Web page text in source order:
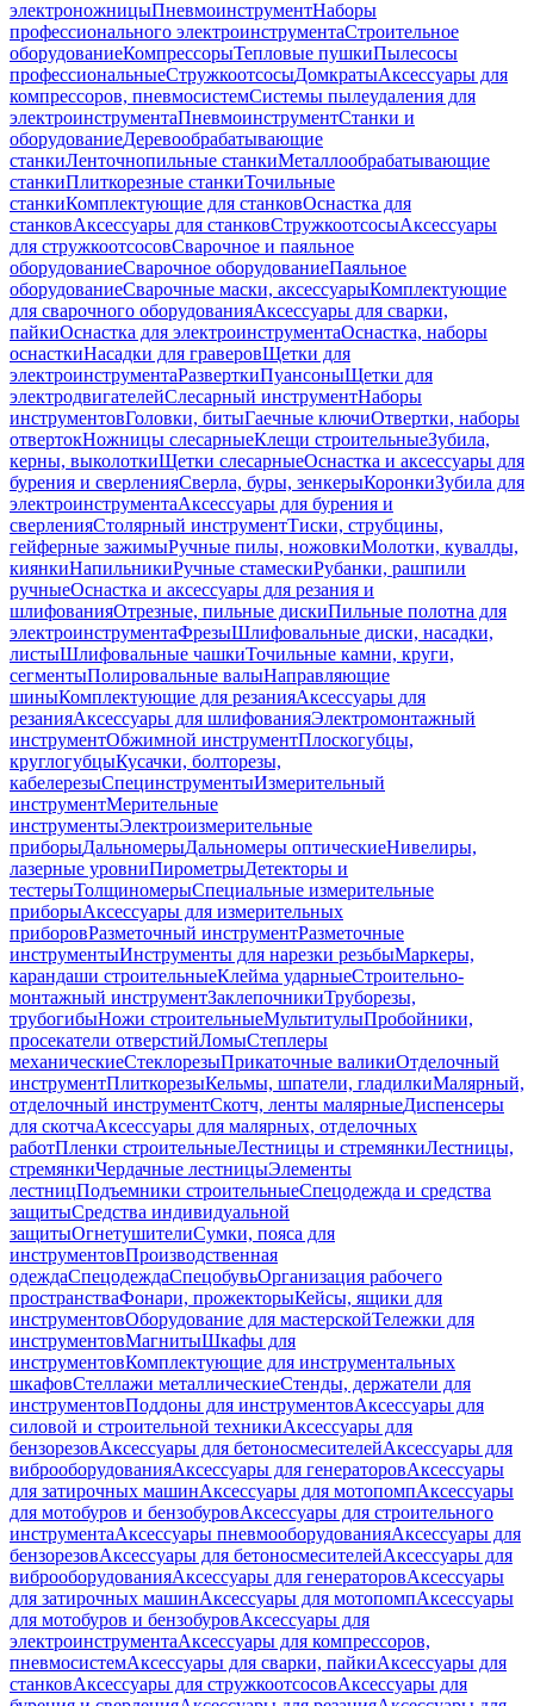
электроножницыПневмоинструментНаборы
профессионального электроинструментаСтроительное
оборудованиеКомпрессорыТепловые пушкиПылесосы
профессиональныеСтружкоотсосыДомкратыАксессуары для
компрессоров, пневмосистемСистемы пылеудаления для
электроинструментаПневмоинструментСтанки и
оборудованиеДеревообрабатывающие
станкиЛенточнопильные станкиМеталлообрабатывающие
станкиПлиткорезные станкиТочильные
станкиКомплектующие для станковОснастка для
станковАксессуары для станковСтружкоотсосыАксессуары
для стружкоотсосовСварочное и паяльное
оборудованиеСварочное оборудованиеПаяльное
оборудованиеСварочные маски, аксессуарыКомплектующие
для сварочного оборудованияАксессуары для сварки,
пайкиОснастка для электроинструментаОснастка, наборы
оснасткиНасадки для граверовЩетки для
электроинструментаРазверткиПуансоныЩетки для
электродвигателейСлесарный инструментНаборы
инструментовГоловки, битыГаечные ключиОтвертки, наборы
отвертокНожницы слесарныеКлещи строительныеЗубила,
керны, выколоткиЩетки слесарныеОснастка и аксессуары для
бурения и сверленияСверла, буры, зенкерыКоронкиЗубила для
электроинструментаАксессуары для бурения и
сверленияСтолярный инструментТиски, струбцины,
гейферные зажимыРучные пилы, ножовкиМолотки, кувалды,
киянкиНапильникиРучные стамескиРубанки, рашпили
ручныеОснастка и аксессуары для резания и
шлифованияОтрезные, пильные дискиПильные полотна для
электроинструментаФрезыШлифовальные диски, насадки,
листыШлифовальные чашкиТочильные камни, круги,
сегментыПолировальные валыНаправляющие
шиныКомплектующие для резанияАксессуары для
резанияАксессуары для шлифованияЭлектромонтажный
инструментОбжимной инструментПлоскогубцы,
круглогубцыКусачки, болторезы,
кабелерезыСпецинструментыИзмерительный
инструментМерительные
инструментыЭлектроизмерительные
приборыДальномерыДальномеры оптическиеНивелиры,
лазерные уровниПирометрыДетекторы и
тестерыТолщиномерыСпециальные измерительные
приборыАксессуары для измерительных
приборовРазметочный инструментРазметочные
инструментыИнструменты для нарезки резьбыМаркеры,
карандаши строительныеКлейма ударныеСтроительно-
монтажный инструментЗаклепочникиТруборезы,
трубогибыНожи строительныеМультитулыПробойники,
просекатели отверстийЛомыСтеплеры
механическиеСтеклорезыПрикаточные валикиОтделочный
инструментПлиткорезыКельмы, шпатели, гладилкиМалярный,
отделочный инструментСкотч, ленты малярныеДиспенсеры
для скотчаАксессуары для малярных, отделочных
работПленки строительныеЛестницы и стремянкиЛестницы,
стремянкиЧердачные лестницыЭлементы
лестницПодъемники строительныеСпецодежда и средства
защитыСредства индивидуальной
защитыОгнетушителиСумки, пояса для
инструментовПроизводственная
одеждаСпецодеждаСпецобувьОрганизация рабочего
пространстваФонари, прожекторыКейсы, ящики для
инструментовОборудование для мастерскойТележки для
инструментовМагнитыШкафы для
инструментовКомплектующие для инструментальных
шкафовСтеллажи металлическиеСтенды, держатели для
инструментовПоддоны для инструментовАксессуары для
силовой и строительной техникиАксессуары для
бензорезовАксессуары для бетоносмесителейАксессуары для
виброоборудованияАксессуары для генераторовАксессуары
для затирочных машинАксессуары для мотопомпАксессуары
для мотобуров и бензобуровАксессуары для строительного
инструментаАксессуары пневмооборудованияАксессуары для
бензорезовАксессуары для бетоносмесителейАксессуары для
виброоборудованияАксессуары для генераторовАксессуары
для затирочных машинАксессуары для мотопомпАксессуары
для мотобуров и бензобуровАксессуары для
электроинструментаАксессуары для компрессоров,
пневмосистемАксессуары для сварки, пайкиАксессуары для
станковАксессуары для стружкоотсосовАксессуары для